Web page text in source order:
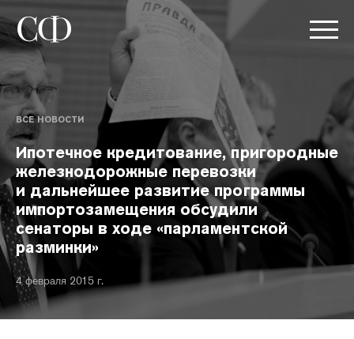
ВСЕ НОВОСТИ
Ипотечное кредитование, пригородные
железнодорожные перевозки
и дальнейшее развитие программы
импортозамещения обсудили
сенаторы в ходе «парламентской
разминки»
4 февраля 2015 г.